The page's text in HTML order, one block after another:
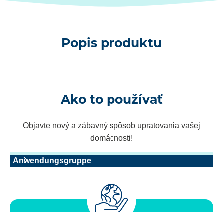
Popis produktu
Ako to používať
Objavte nový a zábavný spôsob upratovania vašej
domácnosti!
Anwendungsgruppe